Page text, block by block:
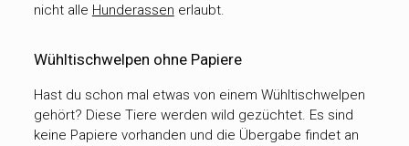
nicht alle Hunderassen erlaubt.
Wühltischwelpen ohne Papiere
Hast du schon mal etwas von einem Wühltischwelpen
gehört? Diese Tiere werden wild gezüchtet. Es sind
keine Papiere vorhanden und die Übergabe findet an